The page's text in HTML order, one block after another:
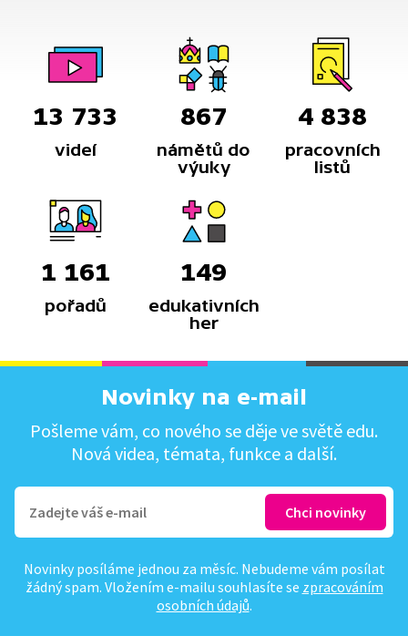
13 733
videí
867
námětů do
výuky
4 838
pracovních
listů
1 161
pořadů
149
edukativních
her
Novinky na e-mail
Pošleme vám, co nového se děje ve světě edu.
Nová videa, témata, funkce a další.
Novinky posíláme jednou za měsíc. Nebudeme vám posílat
žádný spam. Vložením e-mailu souhlasíte se zpracováním
osobních údajů.